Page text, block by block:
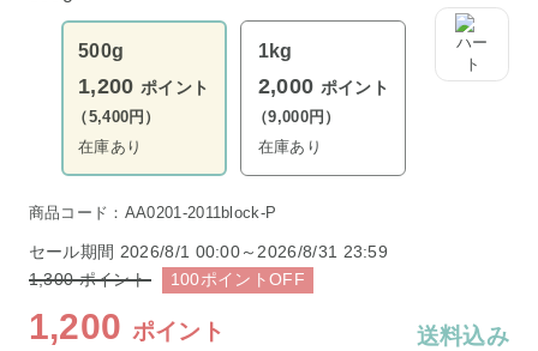
500g
1,200 ポイント
（5,400円）
在庫あり
1kg
2,000 ポイント
（9,000円）
在庫あり
商品コード：AA0201-2011block-P
セール期間 2026/8/1 00:00～2026/8/31 23:59
1,300ポイント 100ポイントOFF
1,200 ポイント 送料込み